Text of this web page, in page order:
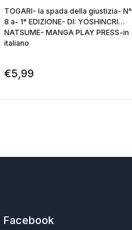
TOGARI- la spada della giustizia- N°
8 a- 1° EDIZIONE- DI: YOSHINCRI
NATSUME- MANGA PLAY PRESS-in
italiano
€5,99
Facebook